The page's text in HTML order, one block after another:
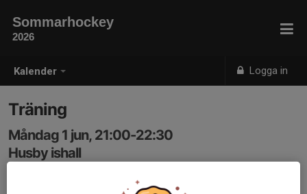
Kalender Logga in
Sommarhockey
2026
Träning
Måndag 1 jun, 21:00-22:30
Husby ishall
Samling: 20:30, Husby ishall